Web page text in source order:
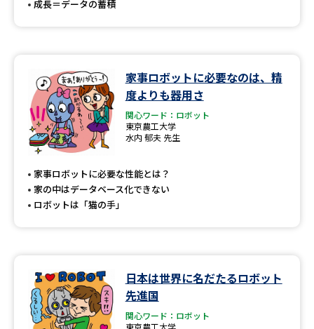
成長＝データの蓄積
家事ロボットに必要なのは、精
度よりも器用さ
関心ワード：ロボット
東京農工大学
水内 郁夫 先生
家事ロボットに必要な性能とは？
家の中はデータベース化できない
ロボットは「猫の手」
日本は世界に名だたるロボット
先進国
関心ワード：ロボット